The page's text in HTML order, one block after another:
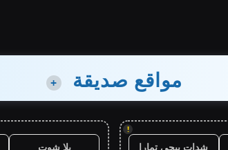
مواقع صديقة +
!
شدات ببجي تمارا يلا شوت